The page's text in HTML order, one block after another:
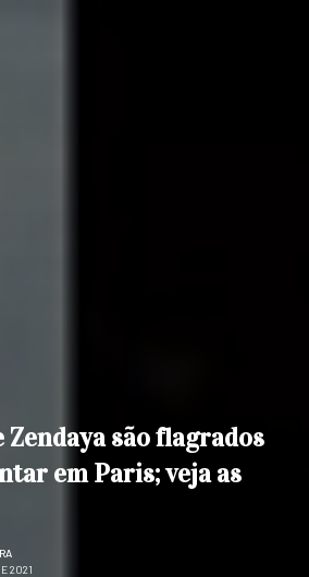
são flagrados
em Paris; veja as
2021